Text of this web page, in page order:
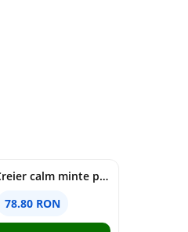
Pachet Creier calm minte puternică
78.80 RON